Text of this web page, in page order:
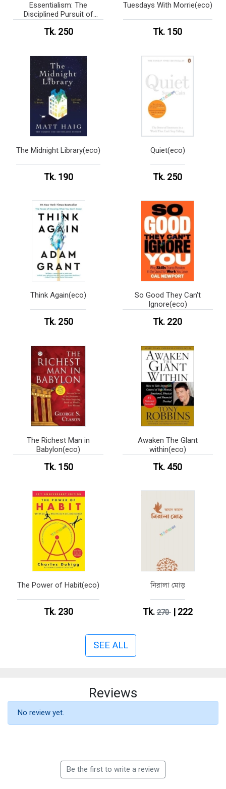
Essentialism: The
Disciplined Pursuit of
Tk. 250
Tuesdays With Morrie(eco)
Tk. 150
The Midnight Library(eco)
Tk. 190
Quiet(eco)
Tk. 250
Think Again(eco)
Tk. 250
So Good They Can't
Ignore(eco)
Tk. 220
The Richest Man in
Babylon(eco)
Tk. 150
Awaken The Glant
within(eco)
Tk. 450
The Power of Habit(eco)
Tk. 230
নিরালা মোড়
Tk.270| 222
SEE ALL
Reviews
No review yet.
Be the first to write a review